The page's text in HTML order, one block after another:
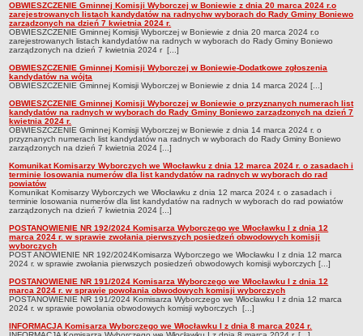
ponowne wykorzystywanie
pomoc prawna
Punkt potwierdzania profilu zaufanego
Porozumienia
Infromacje w zakresie preferencyjnego paliwa stałego
ocena jakości wody
WŁADZE I STRUKTURA
Rada gminy
Urząd gminy
Wójt
Jednostki organizacyjne
jednostki pomocnicze /sołectwa Gminy Boniewo/
Gminne Instytucje Kultury
Nabór pracowników na stanowiska pracy
Deklaracja dostępności strony internetowej Urzędu Gminy Boniewo
RODO
OBWIESZCZENIE Gminnej Komisji Wyborczej w Boniewie z dnia 20 marca 2024 r.o
zarejestrowanych listach kandydatów na radnychw wyborach do Rady Gminy Boniewo
zarządzonych na dzień 7 kwietnia 2024 r.
OBWIESZCZENIE Gminnej Komisji Wyborczej w Boniewie z dnia 20 marca 2024 r.o
zarejestrowanych listach kandydatów na radnych w wyborach do Rady Gminy Boniewo
zarządzonych na dzień 7 kwietnia 2024 r [...]
OBWIESZCZENIE Gminnej Komisji Wyborczej w Boniewie-Dodatkowe zgłoszenia
kandydatów na wójta
OBWIESZCZENIE Gminnej Komisji Wyborczej w Boniewie z dnia 14 marca 2024 [...]
OBWIESZCZENIE Gminnej Komisji Wyborczej w Boniewie o przyznanych numerach list
kandydatów na radnych w wyborach do Rady Gminy Boniewo zarządzonych na dzień 7
kwietnia 2024 r.
OBWIESZCZENIE Gminnej Komisji Wyborczej w Boniewie z dnia 14 marca 2024 r. o
przyznanych numerach list kandydatów na radnych w wyborach do Rady Gminy Boniewo
zarządzonych na dzień 7 kwietnia 2024 [...]
Komunikat Komisarzy Wyborczych we Włocławku z dnia 12 marca 2024 r. o zasadach i
terminie losowania numerów dla list kandydatów na radnych w wyborach do rad
powiatów
Komunikat Komisarzy Wyborczych we Włocławku z dnia 12 marca 2024 r. o zasadach i
terminie losowania numerów dla list kandydatów na radnych w wyborach do rad powiatów
zarządzonych na dzień 7 kwietnia 2024 [...]
POSTANOWIENIE NR 192/2024 Komisarza Wyborczego we Włocławku I z dnia 12
marca 2024 r. w sprawie zwołania pierwszych posiedzeń obwodowych komisji
wyborczych
POST ANOWIENIE NR 192/2024Komisarza Wyborczego we Włocławku I z dnia 12 marca
2024 r. w sprawie zwołania pierwszych posiedzeń obwodowych komisji wyborczych [...]
POSTANOWIENIE NR 191/2024 Komisarza Wyborczego we Włocławku I z dnia 12
marca 2024 r. w sprawie powołania obwodowych komisji wyborczych
POSTANOWIENIE NR 191/2024 Komisarza Wyborczego we Włocławku I z dnia 12 marca
2024 r. w sprawie powołania obwodowych komisji wyborczych [...]
INFORMACJA Komisarza Wyborczego we Włocławku I z dnia 8 marca 2024 r.